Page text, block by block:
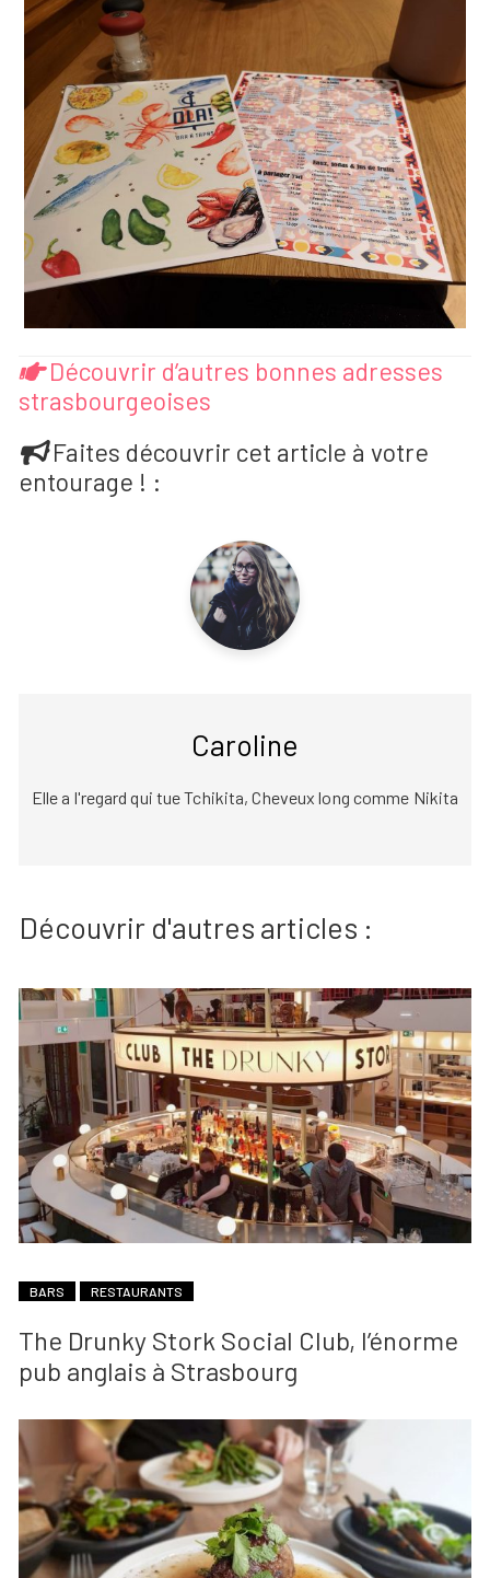
Découvrir d’autres bonnes adresses
strasbourgeoises
Faites découvrir cet article à votre
entourage ! :
Caroline
Elle a l'regard qui tue Tchikita, Cheveux long comme Nikita
Découvrir d'autres articles :
BARS RESTAURANTS
The Drunky Stork Social Club, l’énorme
pub anglais à Strasbourg